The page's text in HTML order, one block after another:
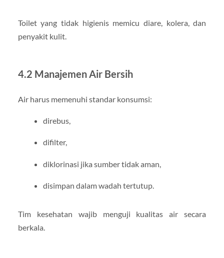
Toilet yang tidak higienis memicu diare, kolera, dan
penyakit kulit.
4.2 Manajemen Air Bersih
Air harus memenuhi standar konsumsi:
direbus,
difilter,
diklorinasi jika sumber tidak aman,
disimpan dalam wadah tertutup.
Tim kesehatan wajib menguji kualitas air secara
berkala.